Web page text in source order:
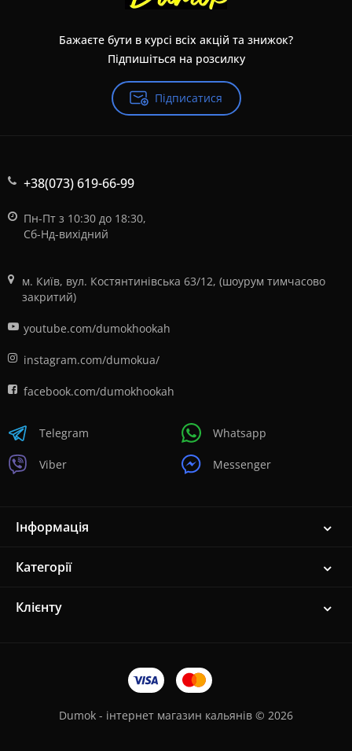
Бажаєте бути в курсі всіх акцій та знижок?
Підпишіться на розсилку
Підписатися
+38(073) 619-66-99
Пн-Пт з 10:30 до 18:30,
Сб-Нд-вихідний
м. Київ, вул. Костянтинівська 63/12, (шоурум тимчасово
закритий)
youtube.com/dumokhookah
instagram.com/dumokua/
facebook.com/dumokhookah
Telegram
Viber
Whatsapp
Messenger
Інформація
Категорії
Клієнту
Dumok - інтернет магазин кальянів © 2026